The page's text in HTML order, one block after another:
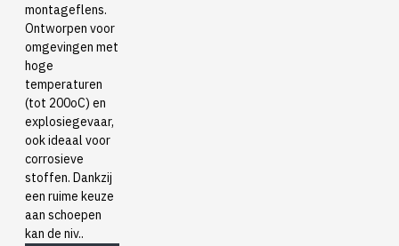
montageflens.
Ontworpen voor
omgevingen met
hoge
temperaturen
(tot 200oC) en
explosiegevaar,
ook ideaal voor
corrosieve
stoffen. Dankzij
een ruime keuze
aan schoepen
kan de niv..